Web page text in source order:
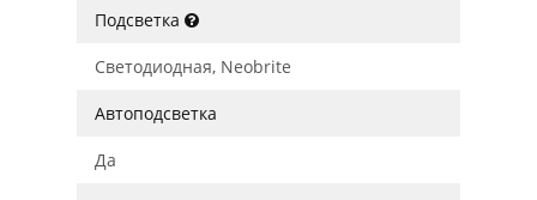
Подсветка
Светодиодная, Neobrite
Автоподсветка
Да